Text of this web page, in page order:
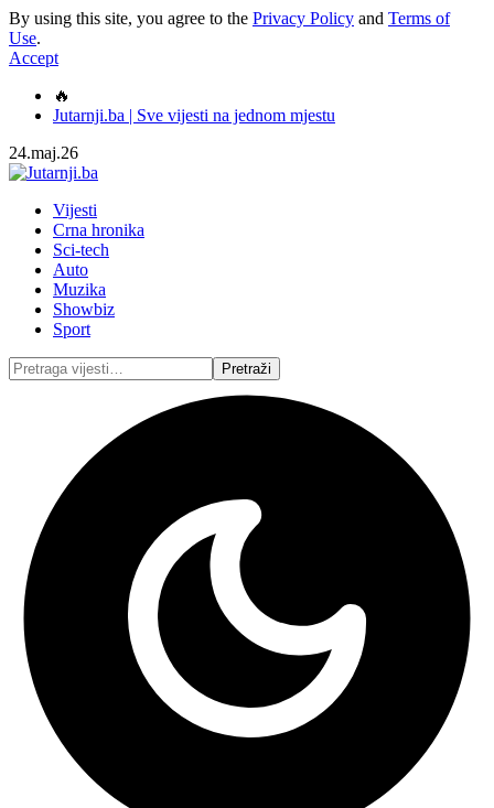
By using this site, you agree to the Privacy Policy and Terms of
Use.
Accept
🔥
Jutarnji.ba | Sve vijesti na jednom mjestu
24.maj.26
Vijesti
Crna hronika
Sci-tech
Auto
Muzika
Showbiz
Sport